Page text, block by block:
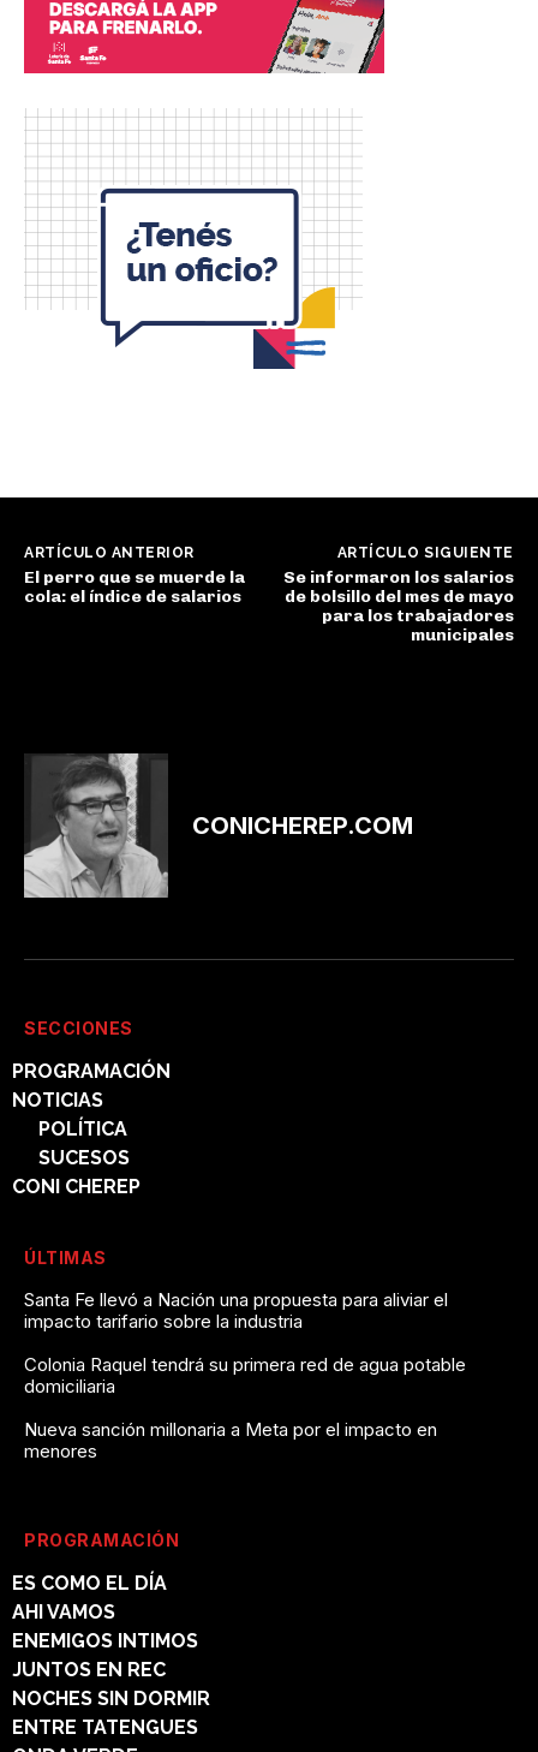
ARTÍCULO ANTERIOR
El perro que se muerde la
cola: el índice de salarios
ARTÍCULO SIGUIENTE
Se informaron los salarios
de bolsillo del mes de mayo
para los trabajadores
municipales
CONICHEREP.COM
SECCIONES
PROGRAMACIÓN
NOTICIAS
POLÍTICA
SUCESOS
CONI CHEREP
ÚLTIMAS
Santa Fe llevó a Nación una propuesta para aliviar el
impacto tarifario sobre la industria
Colonia Raquel tendrá su primera red de agua potable
domiciliaria
Nueva sanción millonaria a Meta por el impacto en
menores
PROGRAMACIÓN
ES COMO EL DÍA
AHI VAMOS
ENEMIGOS INTIMOS
JUNTOS EN REC
NOCHES SIN DORMIR
ENTRE TATENGUES